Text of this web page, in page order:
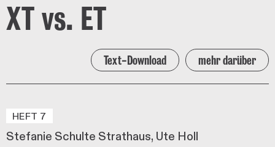
XT vs. ET
Text-Download mehr darüber
HEFT 7
Stefanie Schulte Strathaus Ute Holl